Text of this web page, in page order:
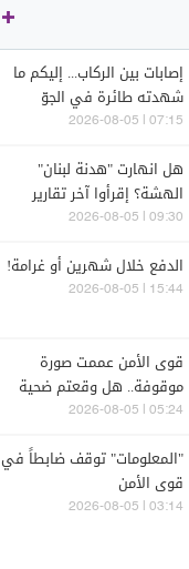
إصابات بين الركاب... إليكم ما
شهدته طائرة في الجوّ
07:15 | 2026-08-05
هل انهارت "هدنة لبنان"
الهشة؟ إقرأوا آخر تقارير
إسرائيلية
09:30 | 2026-08-05
الدفع خلال شهرين أو غرامة!
15:44 | 2026-08-05
قوى الأمن عممت صورة
موقوفة.. هل وقعتم ضحية
أعمالها؟
05:24 | 2026-08-05
"المعلومات" توقف ضابطاً في
قوى الأمن
03:14 | 2026-08-05